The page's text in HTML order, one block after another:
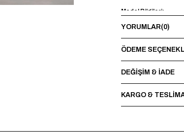
Model Bilgileri:
Boy 185 cm - Kilo 73
Yıkama Talimatı:
Maksimum 30°C’de
sırasında baskı ve
YORUMLAR(0)
ÖDEME
DEĞİŞİM & İADE
KARGO &